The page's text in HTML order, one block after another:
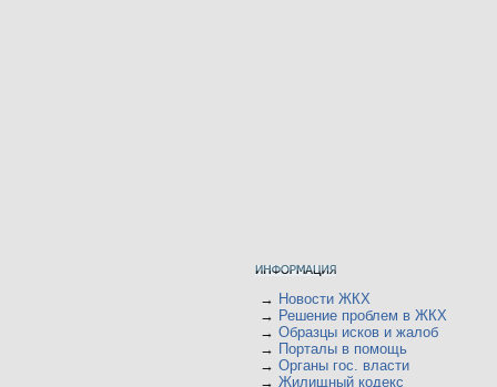
→ Новости ЖКХ
→ Решение проблем в ЖКХ
→ Образцы исков и жалоб
→ Порталы в помощь
→ Органы гос. власти
→ Жилищный кодекс